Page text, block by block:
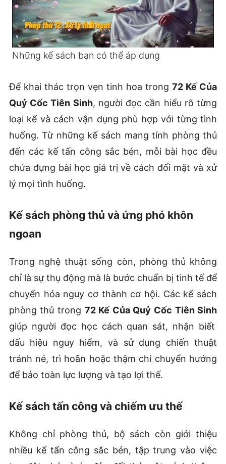
Những kế sách bạn có thể áp dụng
Để khai thác trọn vẹn tinh hoa trong72 Kế Của
Quỷ Cốc Tiên Sinh, người đọc cần hiểu rõ từng
loại kế và cách vận dụng phù hợp với từng tình
huống. Từ những kế sách mang tính phòng thủ
đến các kế tấn công sắc bén, mỗi bài học đều
chứa đựng bài học giá trị về cách đối mặt và xử
lý mọi tình huống.
Kế sách phòng thủ và ứng phó khôn
ngoan
Trong nghệ thuật sống còn, phòng thủ không
chỉ là sự thụ động mà là bước chuẩn bị tinh tế để
chuyển hóa nguy cơ thành cơ hội. Các kế sách
phòng thủ trong 72 Kế Của Quỷ Cốc Tiên Sinh
giúp người đọc học cách quan sát, nhận biết
dấu hiệu nguy hiểm, và sử dụng chiến thuật
tránh né, trì hoãn hoặc thậm chí chuyển hướng
để bảo toàn lực lượng và tạo lợi thế.
Kế sách tấn công và chiếm ưu thế
Không chỉ phòng thủ, bộ sách còn giới thiệu
nhiều kế tấn công sắc bén, tập trung vào việc